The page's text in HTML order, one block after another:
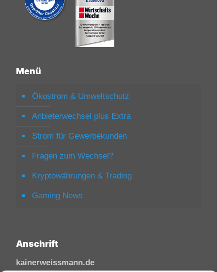
Menü
Ökostrom & Umweltschutz
Anbieterwechsel plus Extra
Strom für Gewerbekunden
Fragen zum Wechsel?
Kryptowährungen & Trading
Gaming News
Anschrift
kainerweissmann.de